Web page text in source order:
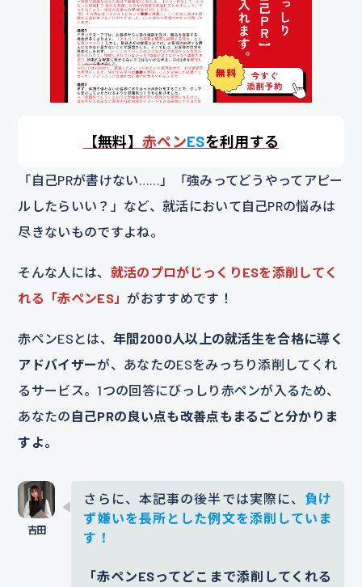
【無料】赤ペンESを利用する
「自己PRが書けない……」「強みってどうやってアピー
ルしたらいい？」など、就活において自己PRの悩みは
尽きないものですよね。
そんな人には、 就活のプロがじっくりESを添削してく
れる「赤ペンES」がおすすめです！
赤ペンESとは、 年間2000人以上の就活生を合格に導く
アドバイザーが、あなたのESをみっちり添削してくれ
るサービス。1つの回答にびっしり赤ペンが入るため、
あなたの 自己PRの良い点も改善点もまるごと分かりま
すよ。
さらに、本記事の後半では実際に、 負け
ず嫌いを長所とした例文を添削していま
す！
「赤ペンESってどこまで添削してくれる